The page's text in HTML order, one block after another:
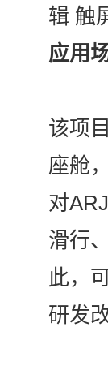
辑 触
应用
该项
座舱
对
滑行
此，
研发